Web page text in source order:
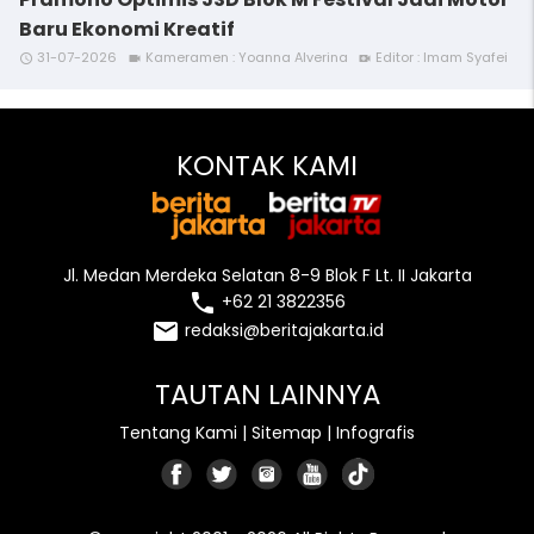
Baru Ekonomi Kreatif
access_time 31-07-2026 videocam Kameramen : Yoanna Alverina video_call Editor : Imam Syafei
KONTAK KAMI
Jl. Medan Merdeka Selatan 8-9 Blok F Lt. II Jakarta
local_phone +62 21 3822356
email redaksi@beritajakarta.id
TAUTAN LAINNYA
Tentang Kami | Sitemap | Infografis